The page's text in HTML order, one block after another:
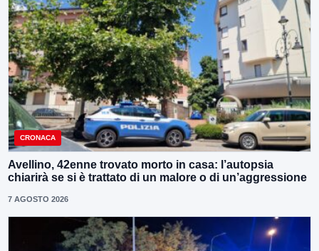
CRONACA
Avellino, 42enne trovato morto in casa: l’autopsia
chiarirà se si è trattato di un malore o di un’aggressione
7 AGOSTO 2026